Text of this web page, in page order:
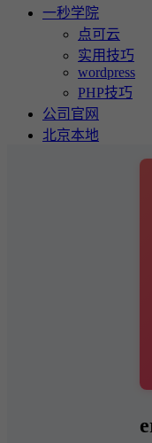
一秒学院
点可云
实用技巧
wordpress
PHP技巧
公司官网
北京本地